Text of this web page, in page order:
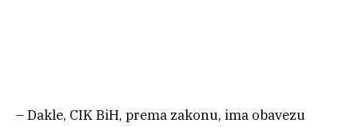
– Dakle, CIK BiH, prema zakonu, ima obavezu